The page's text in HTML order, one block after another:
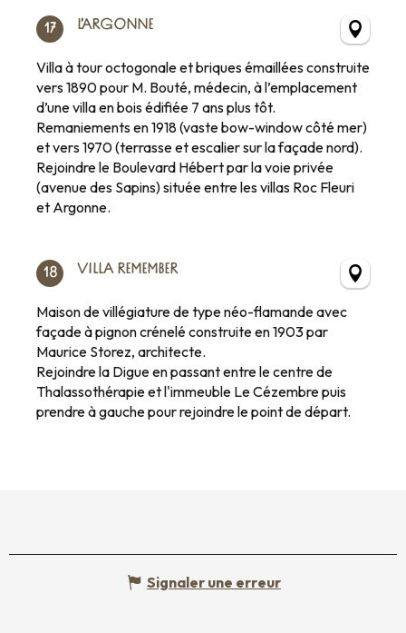
17 L’ARGONNE
Villa à tour octogonale et briques émaillées construite
vers 1890 pour M. Bouté, médecin, à l’emplacement
d’une villa en bois édifiée 7 ans plus tôt.
Remaniements en 1918 (vaste bow-window côté mer)
et vers 1970 (terrasse et escalier sur la façade nord).
Rejoindre le Boulevard Hébert par la voie privée
(avenue des Sapins) située entre les villas Roc Fleuri
et Argonne.
18 VILLA REMEMBER
Maison de villégiature de type néo-flamande avec
façade à pignon crénelé construite en 1903 par
Maurice Storez, architecte.
Rejoindre la Digue en passant entre le centre de
Thalassothérapie et l'immeuble Le Cézembre puis
prendre à gauche pour rejoindre le point de départ.
Signaler une erreur